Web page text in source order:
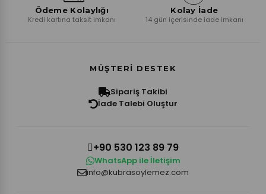
Ödeme Kolaylığı
Kredi kartına taksit imkanı
Kolay İade
14 gün içerisinde iade imkanı
MÜŞTERI DESTEK
Sipariş Takibi
İade Talebi Oluştur
+90 530 123 89 79
WhatsApp ile İletişim
info@kubrasoylemez.com